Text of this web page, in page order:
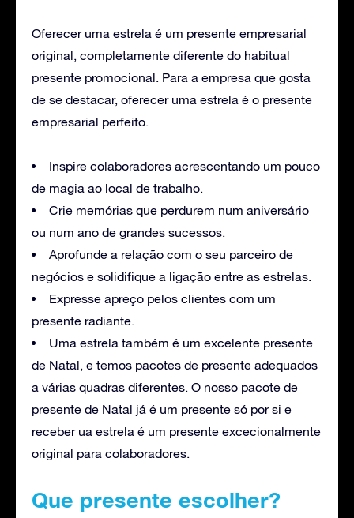
Oferecer uma estrela é um presente empresarial
original, completamente diferente do habitual
presente promocional. Para a empresa que gosta
de se destacar, oferecer uma estrela é o presente
empresarial perfeito.
Inspire colaboradores acrescentando um pouco
de magia ao local de trabalho.
Crie memórias que perdurem num aniversário
ou num ano de grandes sucessos.
Aprofunde a relação com o seu parceiro de
negócios e solidifique a ligação entre as estrelas.
Expresse apreço pelos clientes com um
presente radiante.
Uma estrela também é um excelente presente
de Natal, e temos pacotes de presente adequados
a várias quadras diferentes. O nosso pacote de
presente de Natal já é um presente só por si e
receber ua estrela é um presente excecionalmente
original para colaboradores.
Que presente escolher?